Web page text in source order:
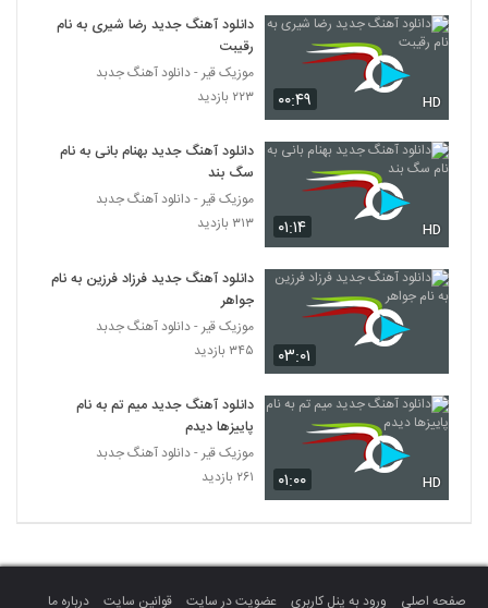
آهنگ بی بوی موستانگ بنام بترس
5272
Saberi Adame Ashegh)
5273
هادی سپاسی آهنگ نه نمیخوام
۲۴۱ بازدید
Bahador Ghavami Taskin
5275
آهنگ کاش نمی دیدمش از رامین
حضرتی(پاپ)
دانلود آهنگ امیر آریا در حصر
۲۰۱ بازدید
5277
Majid Soltani In Del
۰۰:۴۹ HD
دانلود آهنگ جدید رضا شیری به نام
رقیبت
موزیک قیر - دانلود آهنگ جدبد
۲۲۳ بازدید
۰۱:۱۴ HD
دانلود آهنگ جدید بهنام بانی به نام
سگ بند
موزیک قیر - دانلود آهنگ جدبد
۳۱۳ بازدید
۰۳:۰۱
دانلود آهنگ جدید فرزاد فرزین به نام
جواهر
موزیک قیر - دانلود آهنگ جدبد
۳۴۵ بازدید
۰۱:۰۰ HD
دانلود آهنگ جدید میم تم به نام
پاییزها دیدم
موزیک قیر - دانلود آهنگ جدبد
۲۶۱ بازدید
صفحه اصلی ورود به پنل کاربری عضویت در سایت قوانین سایت درباره ما